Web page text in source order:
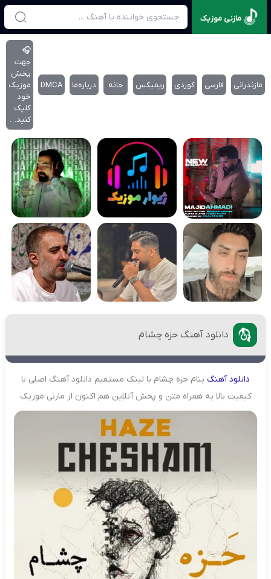
مازنی موزیک
مازندرانی فارسی کوردی ریمیکس خانه درباره‌‌ما DMCA
🎧
جهت
پخش
موزیک
خود
کلیک
کنید…
دانلود آهنگ حزه چشام
دانلودآهنگ بنام حزه چشام با لینک مستقیم دانلود آهنگ اصلی با
کیفیت بالا به همراه متن و پخش آنلاین هم اکنون از مازنی موزیک